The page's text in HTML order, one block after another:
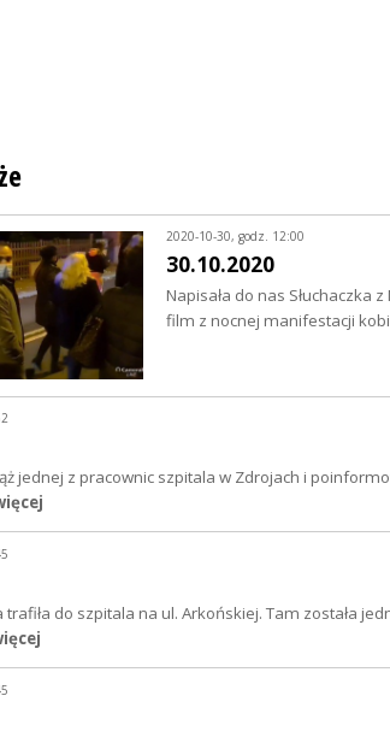
2020-10-30, godz. 12:00
30.10.2020
Napisała do nas Słuchaczka
film z nocnej manifestacji
jednej z pracownic szpitala w Zdrojach i
trafiła do szpitala na ul. Arkońskiej. Tam została